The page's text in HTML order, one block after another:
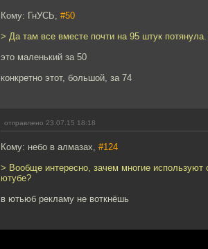
Кому: ГнУСЬ, #50
> Да там все вместе почти на 95 штук
это маленький за 50
конкретно этот, большой, за 74
отправлено 23.07.15 18:18
Кому: небо в алмазах, #124
> Вообще интересно, зачем многие
ютубе?
в ютьюб рекламу не воткнёшь